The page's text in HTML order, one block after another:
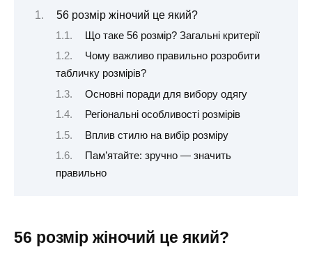
56 розмір жіночий це який?
Що таке 56 розмір? Загальні критерії
Чому важливо правильно розробити
табличку розмірів?
Основні поради для вибору одягу
Регіональні особливості розмірів
Вплив стилю на вибір розміру
Пам’ятайте: зручно — значить
правильно
56 розмір жіночий це який?